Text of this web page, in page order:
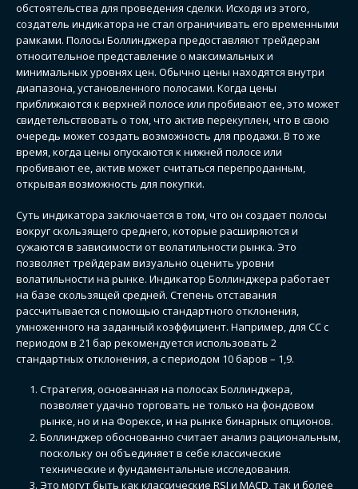
обстоятельства для проведения сделки. Исходя из этого,
создатель индикатора не стал ограничивать его временными
рамками. Полосы Боллинджера предоставляют трейдерам
относительное представление о максимальных и
минимальных уровнях цен. Обычно цены находятся внутри
диапазона, установленного полосами. Когда цены
приближаются к верхней полосе или пробивают ее, это может
свидетельствовать о том, что актив перекуплен, что в свою
очередь может создать возможность для продажи. В то же
время, когда цены опускаются к нижней полосе или
пробивают ее, актив может считаться перепроданным,
открывая возможность для покупки.
Суть индикатора заключается в том, что он создает полосы
вокруг скользящего среднего, которые расширяются и
сужаются в зависимости от волатильности рынка. Это
позволяет трейдерам визуально оценить уровни
волатильности на рынке. Индикатор Боллинджера работает
на базе скользящей средней. Степень отставания
рассчитывается с помощью стандартного отклонения,
умноженного на заданный коэффициент. Например, для СС с
периодом в 21 бар рекомендуется использовать 2
стандартных отклонения, а с периодом 10 баров – 1,9.
Стратегия, основанная на полосах Боллинджера,
позволяет удачно торговать не только на фондовом
рынке, но и на Форексе, и на рынке бинарных опционов.
Боллинджер обоснованно считает анализ рациональным,
поскольку он объединяет в себе классические
технические и фундаментальные исследования.
Это могут быть как классические RSI и MACD, так и более